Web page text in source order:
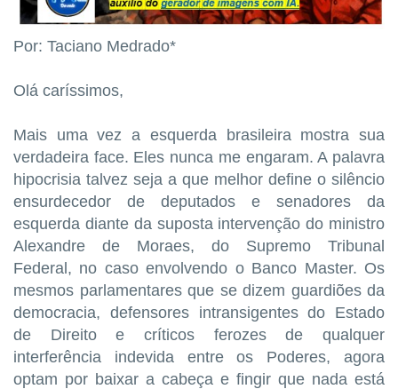
Por: Taciano Medrado*
Olá caríssimos,
Mais uma vez a esquerda brasileira mostra sua
verdadeira face. Eles nunca me engaram. A palavra
hipocrisia talvez seja a que melhor define o silêncio
ensurdecedor de deputados e senadores da
esquerda diante da suposta intervenção do ministro
Alexandre de Moraes, do Supremo Tribunal
Federal, no caso envolvendo o Banco Master. Os
mesmos parlamentares que se dizem guardiões da
democracia, defensores intransigentes do Estado
de Direito e críticos ferozes de qualquer
interferência indevida entre os Poderes, agora
optam por baixar a cabeça e fingir que nada está